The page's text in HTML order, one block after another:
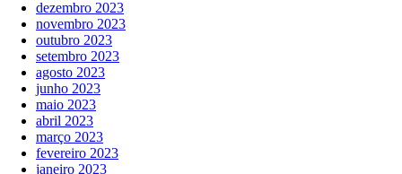
dezembro 2023
novembro 2023
outubro 2023
setembro 2023
agosto 2023
junho 2023
maio 2023
abril 2023
março 2023
fevereiro 2023
janeiro 2023